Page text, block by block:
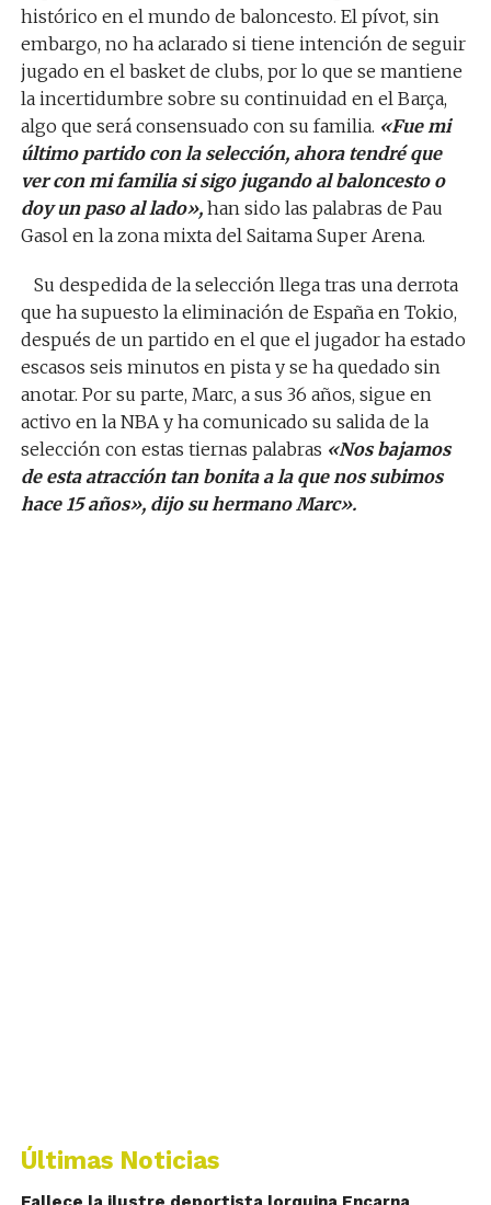
histórico en el mundo de baloncesto. El pívot, sin
embargo, no ha aclarado si tiene intención de seguir
jugado en el basket de clubs, por lo que se mantiene
la incertidumbre sobre su continuidad en el Barça,
algo que será consensuado con su familia. «Fue mi
último partido con la selección, ahora tendré que
ver con mi familia si sigo jugando al baloncesto o
doy un paso al lado»,han sido las palabras de Pau
Gasol en la zona mixta del Saitama Super Arena.
Su despedida de la selección llega tras una derrota
que ha supuesto la eliminación de España en Tokio,
después de un partido en el que el jugador ha estado
escasos seis minutos en pista y se ha quedado sin
anotar. Por su parte, Marc, a sus 36 años, sigue en
activo en la NBA y ha comunicado su salida de la
selección con estas tiernas palabras «Nos bajamos
de esta atracción tan bonita a la que nos subimos
hace 15 años», dijo su hermano Marc».
Últimas Noticias